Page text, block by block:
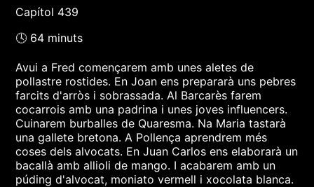
Capítol 439
🕓 64 minuts
Avui a Fred començarem amb unes aletes de
pollastre rostides. En Joan ens prepararà uns pebres
farcits d'arròs i sobrassada. Al Barcarès farem
cocarrois amb una padrina i unes joves influencers.
Cuinarem burballes de Quaresma. Na Maria tastarà
una gallete bretona. A Pollença aprendrem més
coses dels alvocats. En Juan Carlos ens elaborarà un
bacallà amb allioli de mango. I acabarem amb un
púding d'alvocat, moniato vermell i xocolata blanca.